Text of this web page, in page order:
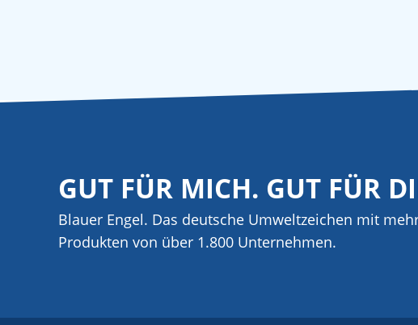
GUT FÜR MICH. GUT FÜR
Blauer Engel. Das deutsche Umweltzeichen mit
Produkten von über 1.800 Unternehmen.